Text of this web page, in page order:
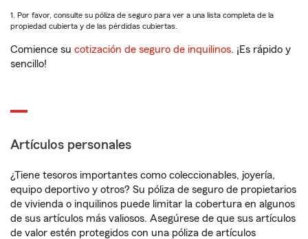
1. Por favor, consulte su póliza de seguro para ver a una lista completa de la
propiedad cubierta y de las pérdidas cubiertas.
Comience su cotización de seguro de inquilinos. ¡Es rápido y
sencillo!
Artículos personales
¿Tiene tesoros importantes como coleccionables, joyería,
equipo deportivo y otros? Su póliza de seguro de propietarios
de vivienda o inquilinos puede limitar la cobertura en algunos
de sus artículos más valiosos. Asegúrese de que sus artículos
de valor estén protegidos con una póliza de artículos